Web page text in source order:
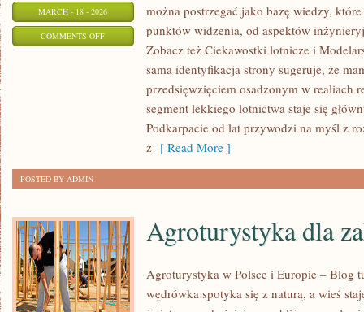
MARCH - 18 - 2026
COMMENTS OFFON
KOSMONAUTYKA
SUBORBITALNE
można postrzegać jako bazę wiedzy,
punktów widzenia, od aspektów
Zobacz też Ciekawostki lotnicze i
sama identyfikacja strony sugeruje, że
przedsięwzięciem osadzonym w realiach
segment lekkiego lotnictwa staje się
Podkarpacie od lat przywodzi na myśl z
z [ Read More ]
POSTED BY ADMIN
Agroturystyka dla
Agroturystyka w Polsce i Europie – Blog
wędrówka spotyka się z naturą, a wieś